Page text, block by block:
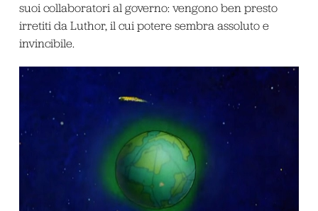
suoi collaboratori al governo: vengono ben presto
irretiti da Luthor, il cui potere sembra assoluto e
invincibile.